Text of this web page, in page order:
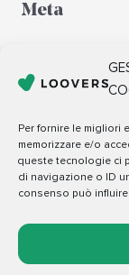
Per fornire le migliori
memorizzare e/o
queste tecnologie ci
di navigazione o ID
consenso può
Meta
Feed dei
Feed dei
WordPress.org